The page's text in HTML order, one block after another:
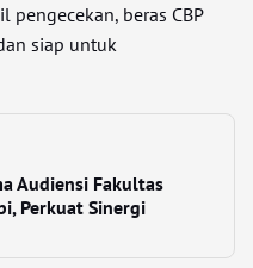
pengecekan, beras CBP
siap untuk
Audiensi Fakultas
Perkuat Sinergi